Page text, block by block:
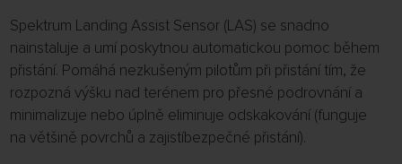
Spektrum Landing Assist Sensor (LAS) se snadno
nainstaluje a umí poskytnou automatickou pomoc během
přistání. Pomáhá nezkušeným pilotům při přistání tím, že
rozpozná výšku nad terénem pro přesné podrovnání a
minimalizuje nebo úplně eliminuje odskakování (funguje
na většině povrchů a zajistíbezpečné přistání).